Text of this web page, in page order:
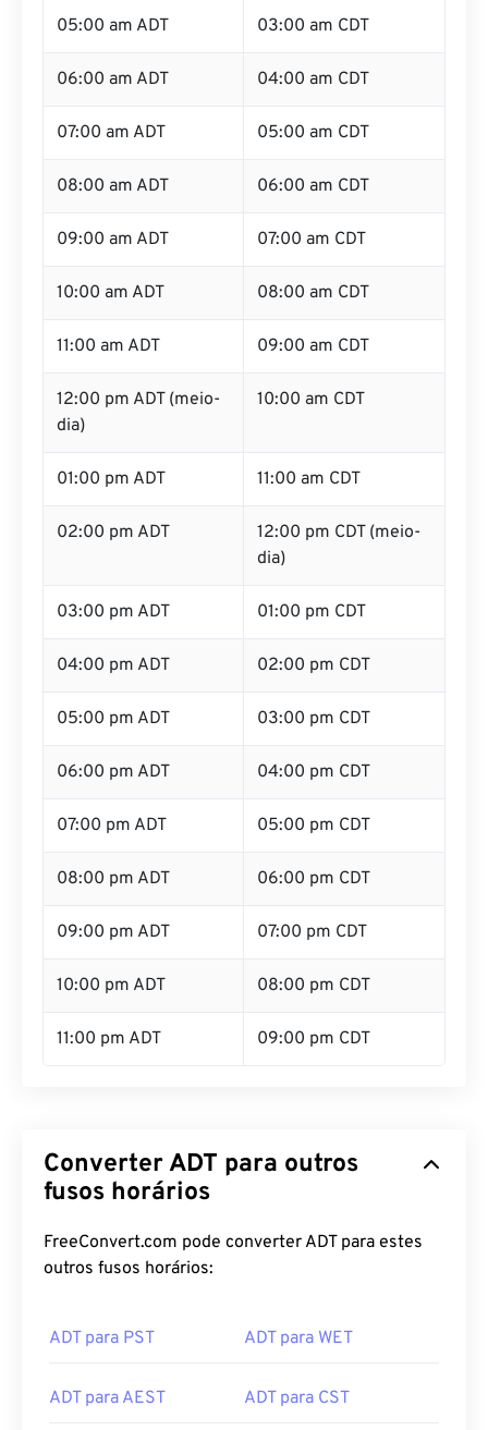
05:00 am ADT 03:00 am CDT
06:00 am ADT 04:00 am CDT
07:00 am ADT 05:00 am CDT
08:00 am ADT 06:00 am CDT
09:00 am ADT 07:00 am CDT
10:00 am ADT 08:00 am CDT
11:00 am ADT 09:00 am CDT
12:00 pm ADT (meio-
dia)
10:00 am CDT
01:00 pm ADT 11:00 am CDT
02:00 pm ADT
12:00 pm CDT (meio-
dia)
03:00 pm ADT 01:00 pm CDT
04:00 pm ADT 02:00 pm CDT
05:00 pm ADT 03:00 pm CDT
06:00 pm ADT 04:00 pm CDT
07:00 pm ADT 05:00 pm CDT
08:00 pm ADT 06:00 pm CDT
09:00 pm ADT 07:00 pm CDT
10:00 pm ADT 08:00 pm CDT
11:00 pm ADT 09:00 pm CDT
Converter ADT para outros
fusos horários
FreeConvert.com pode converter ADT para estes
outros fusos horários:
ADT para PST ADT para WET
ADT para AEST ADT para CST